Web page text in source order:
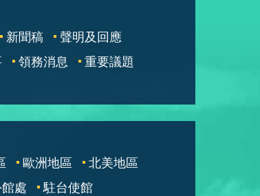
新聞稿
聲明及回應
領務消息
重要議題
歐洲地區
北美地區
處
駐台使館